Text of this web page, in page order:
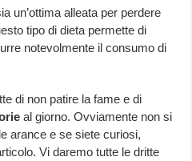
un’ottima alleata per perdere
tipo di dieta permette di
notevolmente il consumo di
di non patire la fame e di
al giorno. Ovviamente non si
arance e se siete curiosi,
Vi daremo tutte le dritte